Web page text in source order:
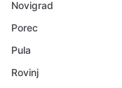
Novigrad
Porec
Pula
Rovinj